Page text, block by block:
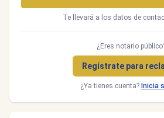
Te llevará a los datos de
¿Eres notario
Regístrate para
¿Ya tienes cuenta? Inicia